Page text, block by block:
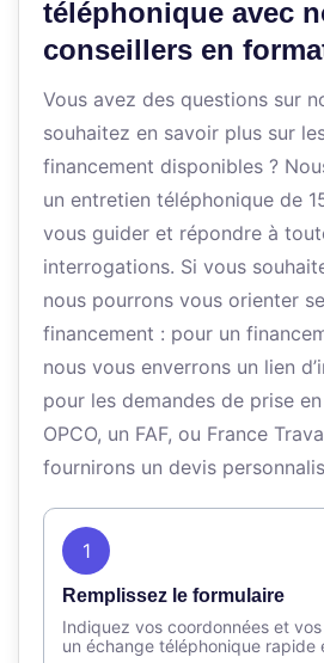
téléphonique avec
conseillers en
Vous avez des questions sur
souhaitez en savoir plus sur
financement disponibles ?
un entretien téléphonique de
vous guider et répondre à
interrogations. Si vous
nous pourrons vous orienter
financement : pour un
nous vous enverrons un lien
pour les demandes de prise
OPCO, un FAF, ou France
fournirons un devis
1
Remplissez le formulaire
Indiquez vos coordonnées et
un échange téléphonique rapide